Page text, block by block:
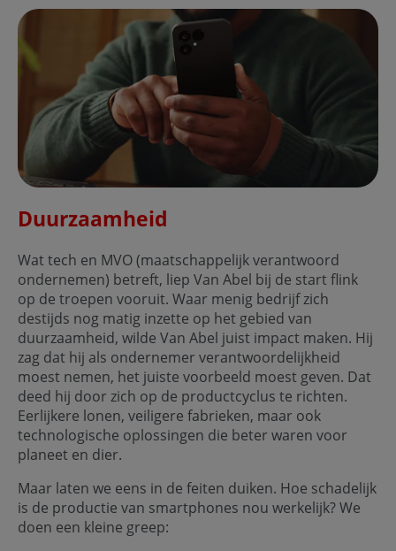
Duurzaamheid
Wat tech en MVO (maatschappelijk verantwoord
ondernemen) betreft, liep Van Abel bij de start flink
op de troepen vooruit. Waar menig bedrijf zich
destijds nog matig inzette op het gebied van
duurzaamheid, wilde Van Abel juist impact maken. Hij
zag dat hij als ondernemer verantwoordelijkheid
moest nemen, het juiste voorbeeld moest geven. Dat
deed hij door zich op de productcyclus te richten.
Eerlijkere lonen, veiligere fabrieken, maar ook
technologische oplossingen die beter waren voor
planeet en dier.
Maar laten we eens in de feiten duiken. Hoe schadelijk
is de productie van smartphones nou werkelijk? We
doen een kleine greep: